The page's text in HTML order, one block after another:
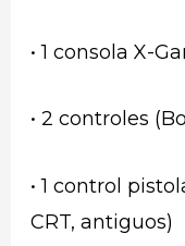
• 1 consola X-
• 2 controles
• 1 control
CRT, antiguos)